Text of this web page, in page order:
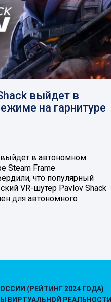
выйдет в
на гарнитуре
выйдет в автономном
Steam Frame
что популярный
VR-шутер Pavlov Shack
для автономного
(РЕЙТИНГ 2024 ГОДА)
ВИРТУАЛЬНОЙ РЕАЛЬНОСТИ